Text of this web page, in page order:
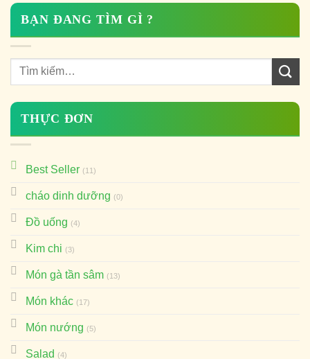
BẠN ĐANG TÌM GÌ ?
THỰC ĐƠN
Best Seller (11)
cháo dinh dưỡng (0)
Đồ uống (4)
Kim chi (3)
Món gà tần sâm (13)
Món khác (17)
Món nướng (5)
Salad (4)